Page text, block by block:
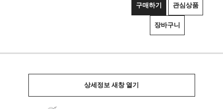
구매하기 관심상품
장바구니
상세정보 새창 열기